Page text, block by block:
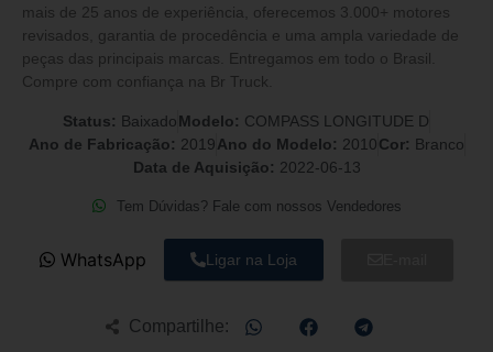
mais de 25 anos de experiência, oferecemos 3.000+ motores
revisados, garantia de procedência e uma ampla variedade de
peças das principais marcas. Entregamos em todo o Brasil.
Compre com confiança na Br Truck.
Status: BaixadoModelo: COMPASS LONGITUDE D
Ano de Fabricação: 2019Ano do Modelo: 2010Cor: Branco
Data de Aquisição: 2022-06-13
Tem Dúvidas? Fale com nossos Vendedores
WhatsApp Ligar na Loja
Compartilhe: